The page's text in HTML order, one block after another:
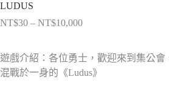
LUDUS
NT$30 – NT$10,000價
範
圍：
NT$30
遊戲介紹：各位勇士，歡迎來到集公會
混戰於一身的《Ludus》